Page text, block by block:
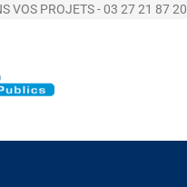
VOS PROJETS - 03 27 21 87 20